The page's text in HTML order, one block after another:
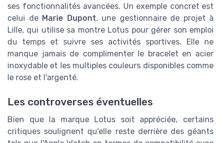
ses fonctionnalités avancées. Un exemple concret est
celui de Marie Dupont, une gestionnaire de projet à
Lille, qui utilise sa montre Lotus pour gérer son emploi
du temps et suivre ses activités sportives. Elle ne
manque jamais de complimenter le bracelet en acier
inoxydable et les multiples couleurs disponibles comme
le rose et l'argenté.
Les controverses éventuelles
Bien que la marque Lotus soit appréciée, certains
critiques soulignent qu'elle reste derrière des géants